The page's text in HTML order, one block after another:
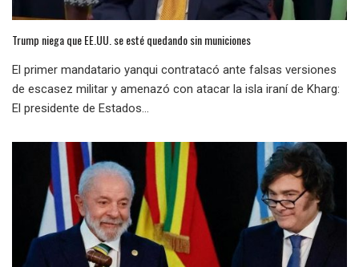
Trump niega que EE.UU. se esté quedando sin municiones
El primer mandatario yanqui contratacó ante falsas versiones
de escasez militar y amenazó con atacar la isla iraní de Kharg:
El presidente de Estados...